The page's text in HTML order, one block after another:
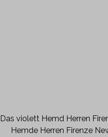
Das violett Hemd Herren
Hemde Herren Firenze